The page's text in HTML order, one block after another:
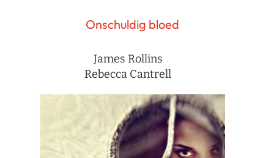
Onschuldig bloed
James Rollins
Rebecca Cantrell